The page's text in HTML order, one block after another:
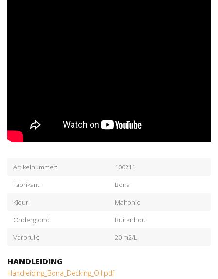
Artikelnummer:
100211
Fabrikant:
Bona
Kleur:
Mahonie
Ondergrond:
Buitenhout
Verbruik:
20 m2/L
HANDLEIDING
Handleiding_Bona_Decking_Oil.pdf